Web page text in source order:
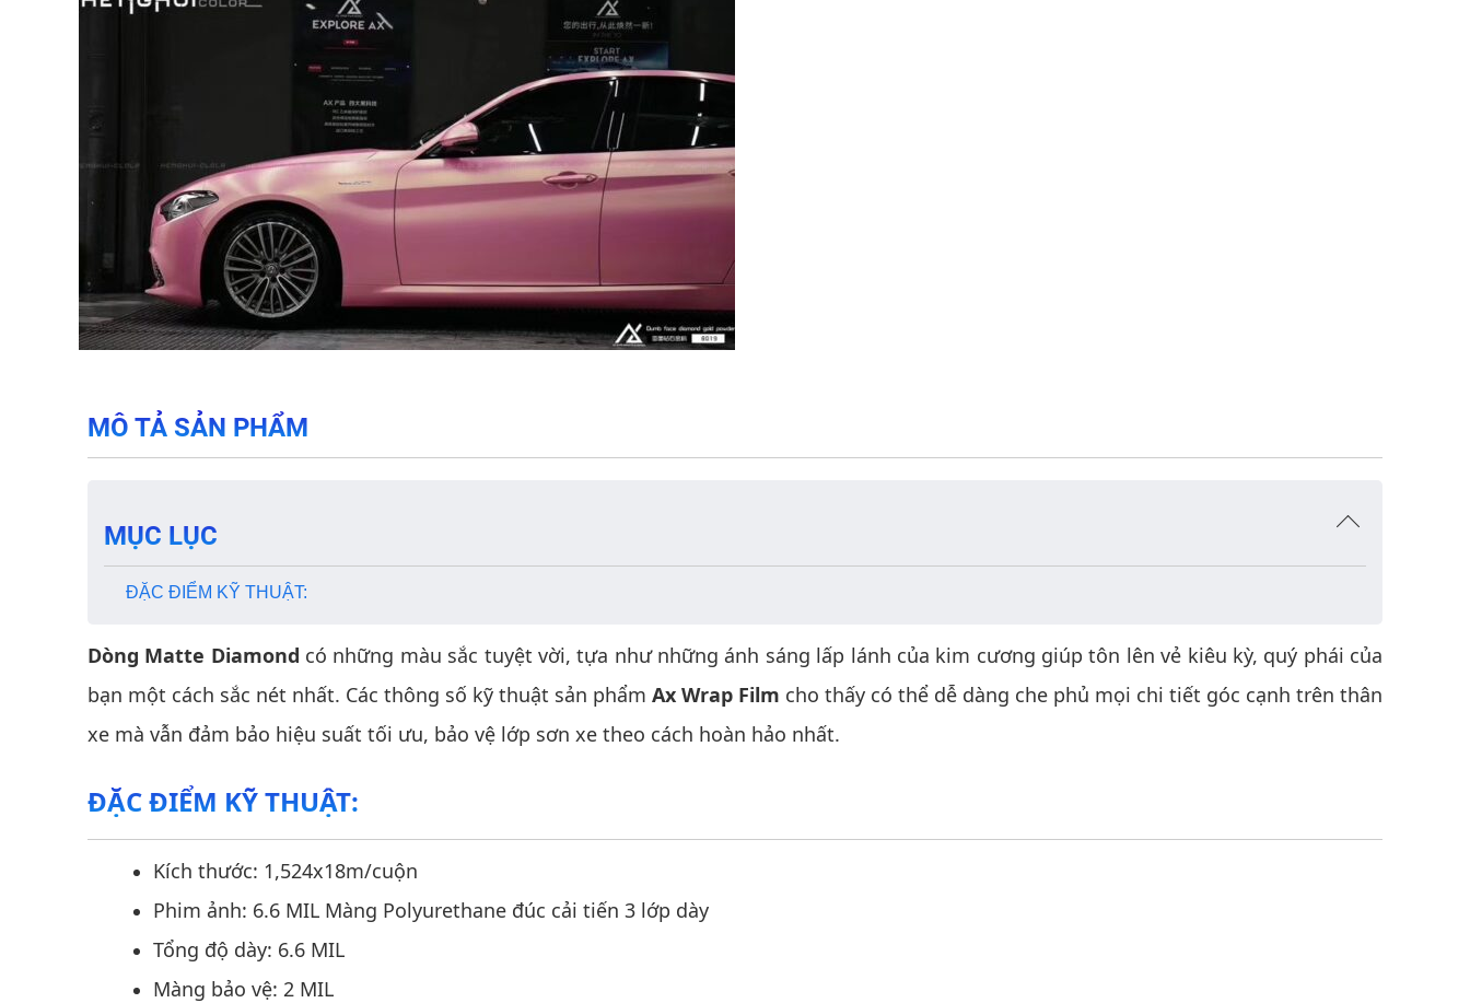
MÔ TẢ SẢN PHẨM
MỤC LỤC
ĐẶC ĐIỂM KỸ THUẬT:
Dòng Matte Diamond ​​có những màu sắc tuyệt vời, tựa như những ánh sáng lấp lánh của kim cương giúp tôn lên vẻ kiêu kỳ, quý phái của
bạn một cách sắc nét nhất. Các thông số kỹ thuật sản phẩm Ax Wrap Film cho thấy có thể dễ dàng che phủ mọi chi tiết góc cạnh trên thân
xe mà vẫn đảm bảo hiệu suất tối ưu, bảo vệ lớp sơn xe theo cách hoàn hảo nhất.
ĐẶC ĐIỂM KỸ THUẬT:
Kích thước: 1,524x18m/cuộn
Phim ảnh: 6.6 MIL Màng Polyurethane đúc cải tiến 3 lớp dày
Tổng độ dày: 6.6 MIL
Màng bảo vệ: 2 MIL